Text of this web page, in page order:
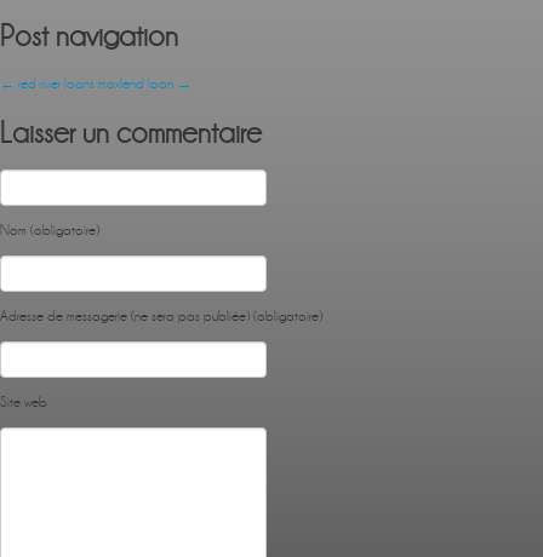
Post navigation
← red river loans maxlend loan →
Laisser un commentaire
Nom (obligatoire)
Adresse de messagerie (ne sera pas publiée) (obligatoire)
Site web